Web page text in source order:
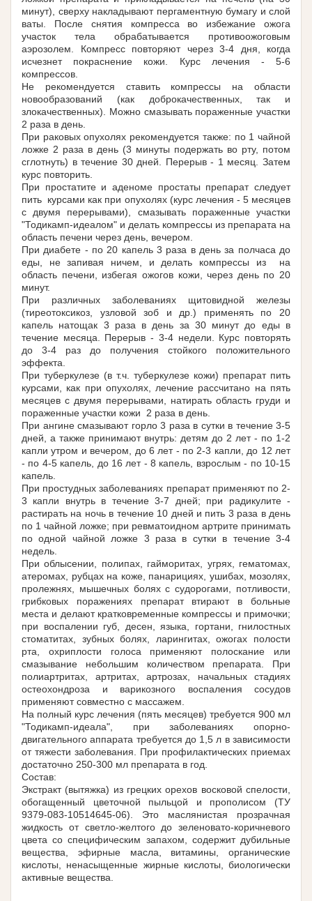
минут), сверху накладывают пергаментную бумагу и слой
ваты. После снятия компресса во избежание ожога
участок тела обрабатывается противоожоговым
аэрозолем. Компресс повторяют через 3-4 дня, когда
исчезнет покраснение кожи. Курс лечения - 5-6
компрессов.
Не рекомендуется ставить компрессы на области
новообразований (как доброкачественных, так и
злокачественных). Можно смазывать пораженные участки
2 раза в день.
При раковых опухолях рекомендуется также: по 1 чайной
ложке 2 раза в день (3 минуты подержать во рту, потом
сглотнуть) в течение 30 дней. Перерыв - 1 месяц. Затем
курс повторить.
При простатите и аденоме простаты препарат следует
пить курсами как при опухолях (курс лечения - 5 месяцев
с двумя перерывами), смазывать пораженные участки
"Тодикамп-идеалом" и делать компрессы из препарата на
область печени через день, вечером.
При диабете - по 20 капель 3 раза в день за полчаса до
еды, не запивая ничем, и делать компрессы из на
область печени, избегая ожогов кожи, через день по 20
минут.
При различных заболеваниях щитовидной железы
(тиреотоксикоз, узловой зоб и др.) применять по 20
капель натощак 3 раза в день за 30 минут до еды в
течение месяца. Перерыв - 3-4 недели. Курс повторять
до 3-4 раз до получения стойкого положительного
эффекта.
При туберкулезе (в т.ч. туберкулезе кожи) препарат пить
курсами, как при опухолях, лечение рассчитано на пять
месяцев с двумя перерывами, натирать область груди и
пораженные участки кожи 2 раза в день.
При ангине смазывают горло 3 раза в сутки в течение 3-5
дней, а также принимают внутрь: детям до 2 лет - по 1-2
капли утром и вечером, до 6 лет - по 2-3 капли, до 12 лет
- по 4-5 капель, до 16 лет - 8 капель, взрослым - по 10-15
капель.
При простудных заболеваниях препарат применяют по 2-
3 капли внутрь в течение 3-7 дней; при радикулите -
растирать на ночь в течение 10 дней и пить 3 раза в день
по 1 чайной ложке; при ревматоидном артрите принимать
по одной чайной ложке 3 раза в сутки в течение 3-4
недель.
При облысении, полипах, гайморитах, угрях, гематомах,
атеромах, рубцах на коже, панарициях, ушибах, мозолях,
пролежнях, мышечных болях с судорогами, потливости,
грибковых поражениях препарат втирают в больные
места и делают кратковременные компрессы и примочки;
при воспалении губ, десен, языка, гортани, гнилостных
стоматитах, зубных болях, ларингитах, ожогах полости
рта, охриплости голоса применяют полоскание или
смазывание небольшим количеством препарата. При
полиартритах, артритах, артрозах, начальных стадиях
остеохондроза и варикозного воспаления сосудов
применяют совместно с массажем.
На полный курс лечения (пять месяцев) требуется 900 мл
"Тодикамп-идеала", при заболеваниях опорно-
двигательного аппарата требуется до 1,5 л в зависимости
от тяжести заболевания. При профилактических приемах
достаточно 250-300 мл препарата в год.
Состав:
Экстракт (вытяжка) из грецких орехов восковой спелости,
обогащенный цветочной пыльцой и прополисом (ТУ
9379-083-10514645-06). Это маслянистая прозрачная
жидкость от светло-желтого до зеленовато-коричневого
цвета со специфическим запахом, содержит дубильные
вещества, эфирные масла, витамины, органические
кислоты, ненасыщенные жирные кислоты, биологически
активные вещества.